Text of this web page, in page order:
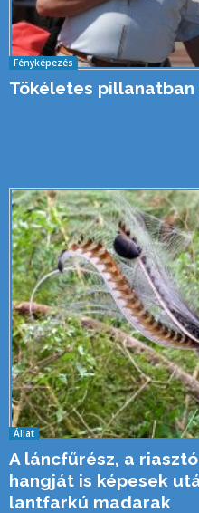
Fényképezés
Tökéletes
Állat
A láncfűrész, a
hangját is képesek
lantfarkú madarak